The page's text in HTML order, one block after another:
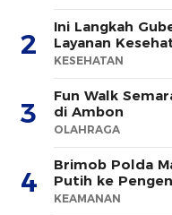
2
Ini Langkah
Layanan
KESEHATAN
3
Fun Walk
di Ambon
OLAHRAGA
4
Brimob Polda
Putih ke
KEAMANAN